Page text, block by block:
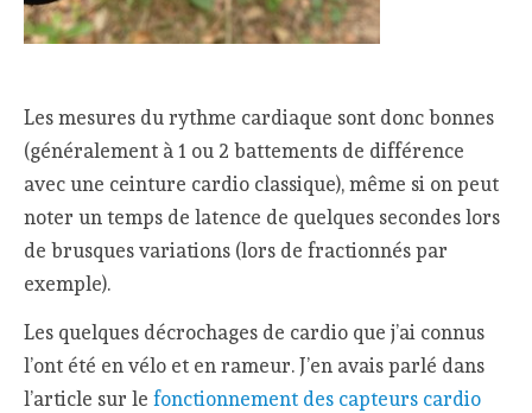
Les mesures du rythme cardiaque sont donc bonnes
(généralement à 1 ou 2 battements de différence
avec une ceinture cardio classique), même si on peut
noter un temps de latence de quelques secondes lors
de brusques variations (lors de fractionnés par
exemple).
Les quelques décrochages de cardio que j’ai connus
l’ont été en vélo et en rameur. J’en avais parlé dans
l’article sur lefonctionnement des capteurs cardio